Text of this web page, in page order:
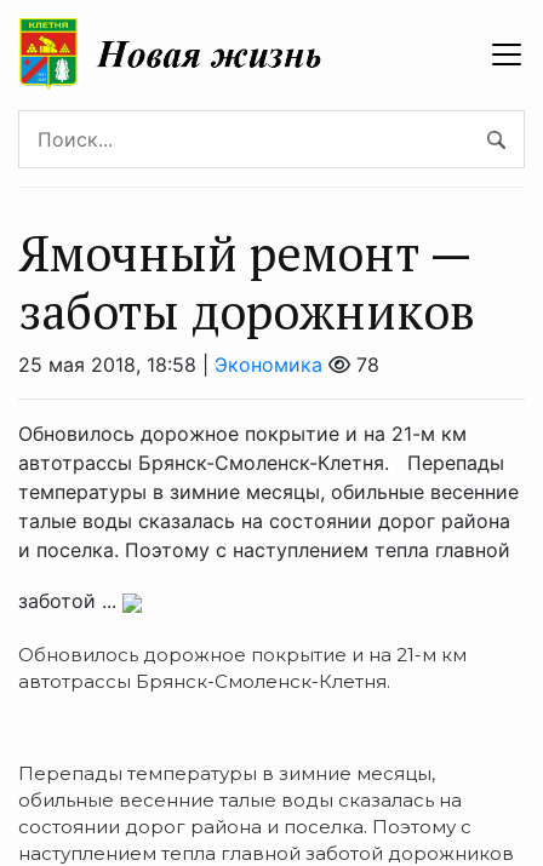
Ямочный ремонт —
заботы дорожников
25 мая 2018, 18:58 | Экономика 78
Обновилось дорожное покрытие и на 21-м км
автотрассы Брянск-Смоленск-Клетня. Перепады
температуры в зимние месяцы, обильные весенние
талые воды сказалась на состоянии дорог района
и поселка. Поэтому с наступлением тепла главной
заботой ...
Обновилось дорожное покрытие и на 21-м км
автотрассы Брянск-Смоленск-Клетня.
Перепады температуры в зимние месяцы,
обильные весенние талые воды сказалась на
состоянии дорог района и поселка. Поэтому с
наступлением тепла главной заботой дорожников